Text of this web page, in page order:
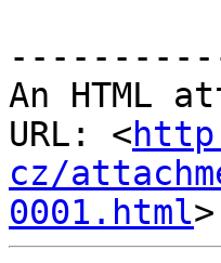
An HTML
URL: <
cz/
0001.html